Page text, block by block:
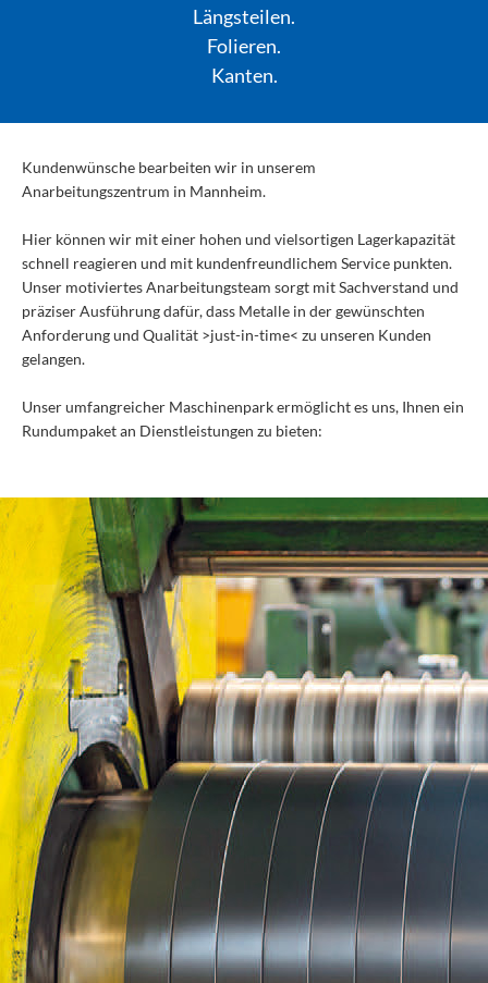
Längsteilen.
Folieren.
Kanten.
Kundenwünsche bearbeiten wir in unserem
Anarbeitungszentrum in Mannheim.
Hier können wir mit einer hohen und vielsortigen Lagerkapazität
schnell reagieren und mit kundenfreundlichem Service punkten.
Unser motiviertes Anarbeitungsteam sorgt mit Sachverstand und
präziser Ausführung dafür, dass Metalle in der gewünschten
Anforderung und Qualität >just-in-time< zu unseren Kunden
gelangen.
Unser umfangreicher Maschinenpark ermöglicht es uns, Ihnen ein
Rundumpaket an Dienstleistungen zu bieten: